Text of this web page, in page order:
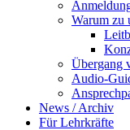
Warum zu
Übergang
Audio-
News / Archiv
Für Lehrkräfte